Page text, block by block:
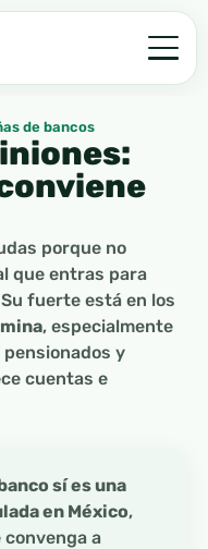
de bancos
porque no
que entras para
fuerte está en los
, especialmente
y
cuentas e
sí es una
en México,
convenga a